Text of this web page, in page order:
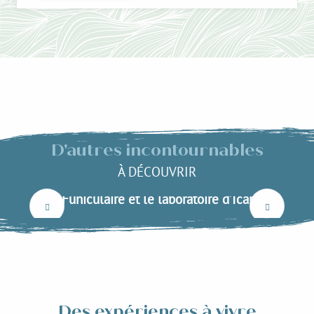
D'autres incontournables
À DÉCOUVRIR
Funiculaire et le laboratoire d’Icare
Lire la suite